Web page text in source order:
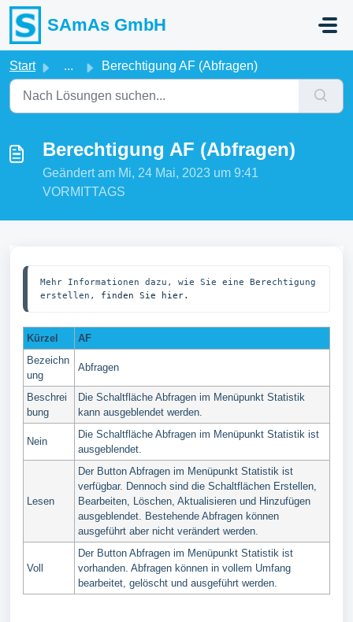
Zum hauptsächlichen Inhalt gehen
SAmAs GmbH
Start ... Berechtigung AF (Abfragen)
Berechtigung AF (Abfragen)
Geändert am Mi, 24 Mai, 2023 um 9:41
VORMITTAGS
Mehr Informationen dazu, wie Sie eine Berechtigung
erstellen, finden Sie hier.
Kürzel
AF
Bezeichn
ung
Abfragen
Beschrei
bung
Die Schaltfläche Abfragen im Menüpunkt Statistik
kann ausgeblendet werden.
Nein
Die Schaltfläche Abfragen im Menüpunkt Statistik ist
ausgeblendet.
Lesen
Der Button Abfragen im Menüpunkt Statistik ist
verfügbar. Dennoch sind die Schaltflächen Erstellen,
Bearbeiten, Löschen, Aktualisieren und Hinzufügen
ausgeblendet. Bestehende Abfragen können
ausgeführt aber nicht verändert werden.
Voll
Der Button Abfragen im Menüpunkt Statistik ist
vorhanden. Abfragen können in vollem Umfang
bearbeitet, gelöscht und ausgeführt werden.